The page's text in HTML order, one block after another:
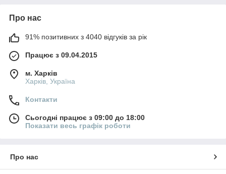
Про нас
91% позитивних з 4040 відгуків за рік
Працює з 09.04.2015
м. Харків
Харків, Україна
Контакти
Сьогодні працює з 09:00 до 18:00
Показати весь графік роботи
Про нас